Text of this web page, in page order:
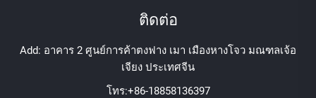
ติดต่อ
Add: อาคาร 2 ศูนย์การค้าตงฟาง เมา เมืองหางโจว มณฑลเจ้อ
เจียง ประเทศจีน
โทร:+86-18858136397